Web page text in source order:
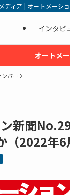
ィア | オートメーシ
インタビ
オートメ
ンバー
ン新聞
2022年6